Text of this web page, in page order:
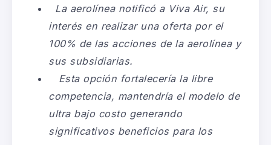
La aerolínea notificó a Viva Air, su
interés en realizar una oferta por el
100% de las acciones de la aerolínea y
sus subsidiarias.
Esta opción fortalecería la libre
competencia, mantendría el modelo de
ultra bajo costo generando
significativos beneficios para los